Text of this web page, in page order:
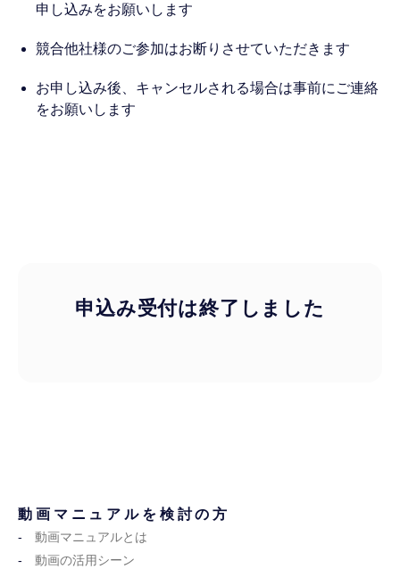
申し込みをお願いします
競合他社様のご参加はお断りさせていただきます
お申し込み後、キャンセルされる場合は事前にご連絡
をお願いします
申込み受付は終了しました
動画マニュアルを検討の方
動画マニュアルとは
動画の活用シーン